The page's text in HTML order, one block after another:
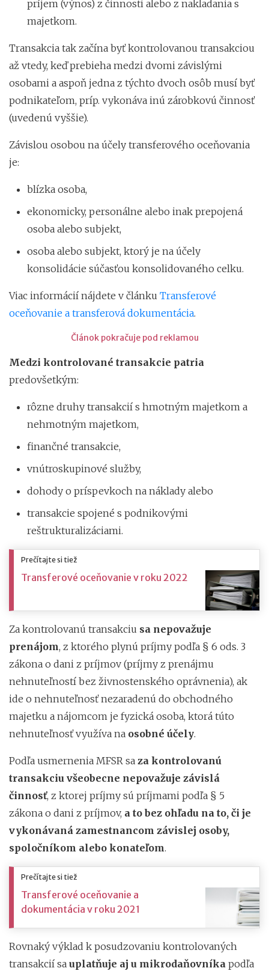
príjem (výnos) z činnosti alebo z nakladania s
majetkom.
Transakcia tak začína byť kontrolovanou transakciou
až vtedy, keď prebieha medzi dvomi závislými
osobami a aspoň jedna z týchto dvoch osôb musí byť
podnikateľom, príp. vykonáva inú zárobkovú činnosť
(uvedenú vyššie).
Závislou osobou na účely transferového oceňovania
je:
blízka osoba,
ekonomicky, personálne alebo inak prepojená
osoba alebo subjekt,
osoba alebo subjekt, ktorý je na účely
konsolidácie súčasťou konsolidovaného celku.
Viac informácií nájdete v článku Transferové
oceňovanie a transferová dokumentácia.
Článok pokračuje pod reklamou
Medzi kontrolované transakcie patria
predovšetkým:
rôzne druhy transakcií s hmotným majetkom a
nehmotným majetkom,
finančné transakcie,
vnútroskupinové služby,
dohody o príspevkoch na náklady alebo
transakcie spojené s podnikovými
reštrukturalizáciami.
Prečítajte si tiež
Transferové oceňovanie v roku 2022
Za kontrolovanú transakciu sa nepovažuje
prenájom, z ktorého plynú príjmy podľa § 6 ods. 3
zákona o dani z príjmov (príjmy z prenájmu
nehnuteľností bez živnostenského oprávnenia), ak
ide o nehnuteľnosť nezaradenú do obchodného
majetku a nájomcom je fyzická osoba, ktorá túto
nehnuteľnosť využíva na osobné účely.
Podľa usmernenia MFSR sa za kontrolovanú
transakciu všeobecne nepovažuje závislá
činnosť, z ktorej príjmy sú príjmami podľa § 5
zákona o dani z príjmov, a to bez ohľadu na to, či je
vykonávaná zamestnancom závislej osoby,
spoločníkom alebo konateľom.
Prečítajte si tiež
Transferové oceňovanie a
dokumentácia v roku 2021
Rovnaký výklad k posudzovaniu kontrolovaných
transakcií sa uplatňuje aj u mikrodaňovníka podľa